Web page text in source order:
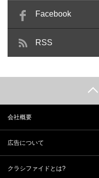
Facebook
RSS
会社概要
広告について
クラシファイドとは?